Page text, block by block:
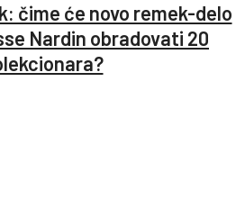
čime će novo remek-delo
Nardin obradovati 20